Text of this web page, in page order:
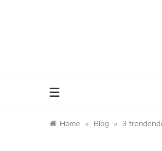
Home » Blog » 3